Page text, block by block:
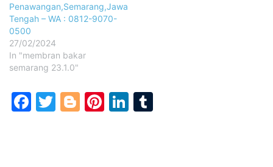
Penawangan,Semarang,Jawa
Tengah – WA : 0812-9070-
0500
27/02/2024
In "membran bakar
semarang 23.1.0"
Facebook
Twitter
Blogger
Pinterest
LinkedIn